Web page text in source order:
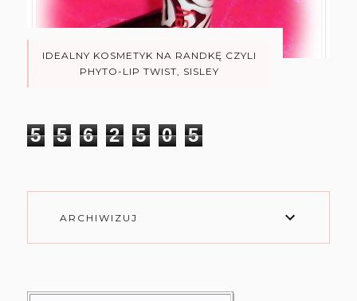
IDEALNY KOSMETYK NA RANDKĘ CZYLI
PHYTO-LIP TWIST, SISLEY
5 5 6 2 5 0 5
ARCHIWIZUJ